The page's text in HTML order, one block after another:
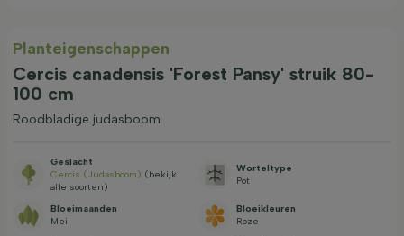
Planteigenschappen
Cercis canadensis 'Forest Pansy' struik 80-
100 cm
Roodbladige judasboom
Geslacht
Cercis (Judasboom) (bekijk
alle soorten)
Worteltype
Pot
Bloeimaanden
Mei
Bloeikleuren
Roze